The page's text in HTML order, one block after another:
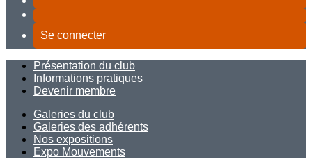
Se connecter
Présentation du club
Informations pratiques
Devenir membre
Galeries du club
Galeries des adhérents
Nos expositions
Expo Mouvements